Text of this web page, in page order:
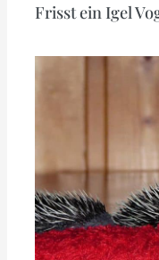
Frisst ein Igel